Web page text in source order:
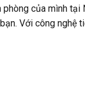
của mình tại
Với công nghệ